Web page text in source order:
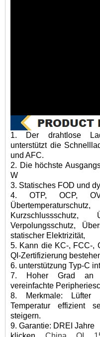
1. Der drahtlose
unterstützt die
und AFC.
2. Die höchste
W
3. Statisches FOD und
4. OTP, OCP,
Kurzschlussschutz,
Verpolungsschutz,
statischer Elektrizität,
5. Kann die KC-, FCC-,
QI-Zertifizierung
6. unterstützung Typ-C
7. Hoher Grad an
vereinfachte
8. Merkmale: Lüfter
Temperatur effizient
steigern.
9. Garantie: DREI Jahre